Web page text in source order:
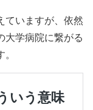
ていますが、依然
大学病院に繋がる